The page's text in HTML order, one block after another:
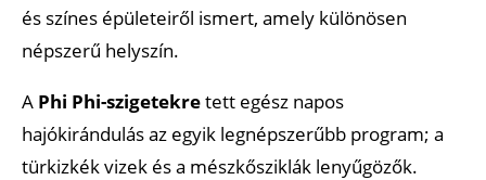
és színes épületeiről ismert, amely különösen
népszerű helyszín.
A Phi Phi-szigetekretett egész napos
hajókirándulás az egyik legnépszerűbb program; a
türkizkék vizek és a mészkősziklák lenyűgözők.